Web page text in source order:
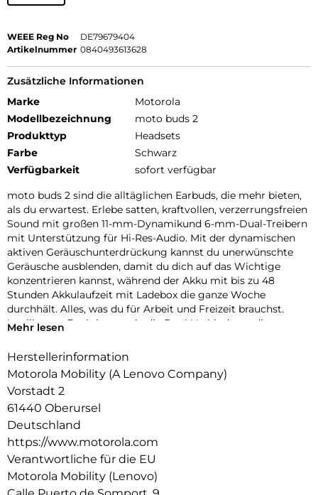
WEEE Reg No
DE79679404
Artikelnummer 0840493613628
Zusätzliche Informationen
Marke
Motorola
Modellbezeichnung
moto buds 2
Produkttyp
Headsets
Farbe
Schwarz
Verfügbarkeit
sofort verfügbar
moto buds 2 sind die alltäglichen Earbuds, die mehr bieten,
als du erwartest. Erlebe satten, kraftvollen, verzerrungsfreien
Sound mit großen 11-mm-Dynamikund 6-mm-Dual-Treibern
mit Unterstützung für Hi-Res-Audio. Mit der dynamischen
aktiven Geräuschunterdrückung kannst du unerwünschte
Geräusche ausblenden, damit du dich auf das Wichtige
konzentrieren kannst, während der Akku mit bis zu 48
Stunden Akkulaufzeit mit Ladebox die ganze Woche
durchhält. Alles, was du für Arbeit und Freizeit brauchst.
Intelligente Funktionen wie die Dual-Verbindung, die
Leben nahtlos, und das leichte, robuste Design ist für den
Mehr lesen
Herstellerinformation
Motorola Mobility (A Lenovo Company)
Vorstadt 2
61440 Oberursel
Deutschland
https://www.motorola.com
Verantwortliche für die EU
Motorola Mobility (Lenovo)